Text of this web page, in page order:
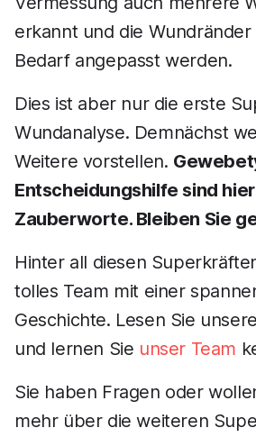
erkannt und die
Bedarf angepasst werden.
Dies ist aber nur die erste
Wundanalyse. Demnächst
Weitere vorstellen.
Entscheidungshilfe sind
Zauberworte. Bleiben Sie
Hinter all diesen
tolles Team mit einer
Geschichte. Lesen Sie
und lernen Sie unser Team
Sie haben Fragen oder
mehr über die weiteren